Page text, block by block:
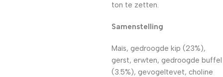
ton te zetten.
Samenstelling
Maïs, gedroogde kip (23%),
gerst, erwten, gedroogde buffel
(3.5%), gevogeltevet, choline